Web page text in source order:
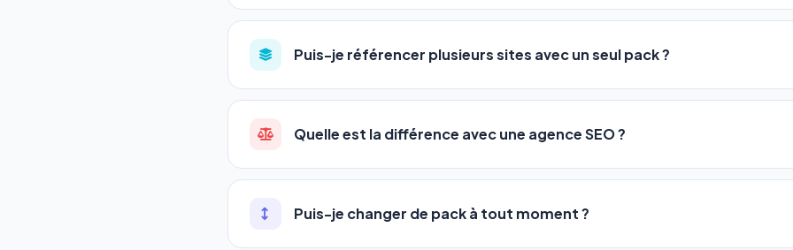
deux simultanément et automatiquement.
Aucun engagement.Tous nos packs sont résiliables à tout moment, directement
en un clic, ou en nous contactant par téléphone (09 73 89 23 94) ou via le support en
pas de frais cachés. Votre liberté est totale.
Puis-je référencer plusieurs sites avec un seul pack ?
Oui ! Chaque pack couvre un nombre de sites différent :
Standard
•Pro→ jusqu'à 5 URLs
Agency→ jusqu'à 50 URLs
Quelle est la différence avec une agence SEO ?
Une agence SEO facture en moyenne entre500 et 3 000€/mois, sans garantie de
visibles en temps réel, un support humain inclus, et une couverture SEO + GEO que
Puis-je changer de pack à tout moment ?